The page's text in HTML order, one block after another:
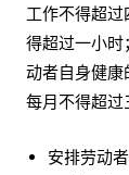
工作不得超
得超过一小
动者自身健康
每月不得超过
安排劳动